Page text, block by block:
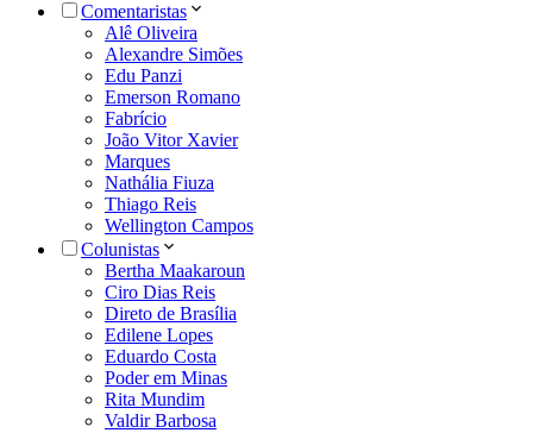
Comentaristas
Alê Oliveira
Alexandre Simões
Edu Panzi
Emerson Romano
Fabrício
João Vitor Xavier
Marques
Nathália Fiuza
Thiago Reis
Wellington Campos
Colunistas
Bertha Maakaroun
Ciro Dias Reis
Direto de Brasília
Edilene Lopes
Eduardo Costa
Poder em Minas
Rita Mundim
Valdir Barbosa